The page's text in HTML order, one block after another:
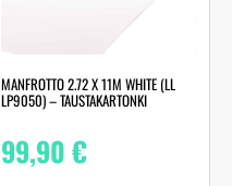
MANFROTTO 2.72 X 11M WHITE (LL
LP9050) – TAUSTAKARTONKI
99,90€